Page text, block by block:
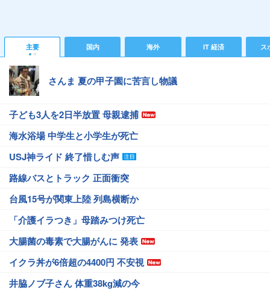
主要 国内 海外 IT 経済 ス
さんま 夏の甲子園に苦言し物議
子ども3人を2日半放置 母親逮捕
海水浴場 中学生と小学生が死亡
USJ神ライド 終了惜しむ声
路線バスとトラック 正面衝突
台風15号が関東上陸 列島横断か
「介護イラつき」母踏みつけ死亡
大腸菌の毒素で大腸がんに 発表
イクラ丼が6倍超の4400円 不安視
井脇ノブ子さん 体重38kg減の今